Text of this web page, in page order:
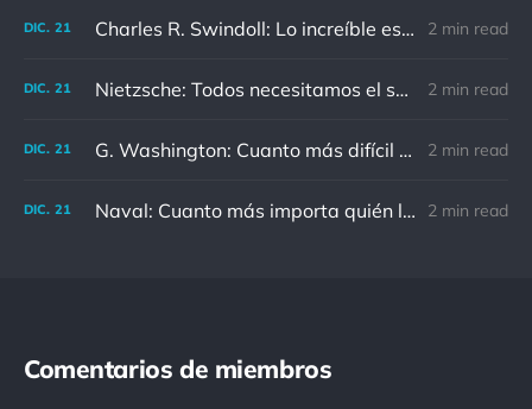
DIC. 21 Charles R. Swindoll: Lo increíble es que cada día podemos elegir la actitud que adoptaremos. 2 min read
DIC. 21 Nietzsche: Todos necesitamos el sentido de culpa, pero nadie necesita sentirse culpable. 2 min read
DIC. 21 G. Washington: Cuanto más difícil es el conflicto, mayor es el triunfo. 2 min read
DIC. 21 Naval: Cuanto más importa quién lo ha dicho, menos importa en realidad 2 min read
Comentarios de miembros